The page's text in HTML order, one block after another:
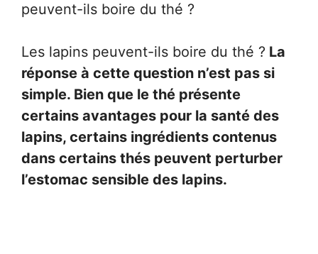
peuvent-ils boire du thé ?
Les lapins peuvent-ils boire du thé ? La
réponse à cette question n’est pas si
simple. Bien que le thé présente
certains avantages pour la santé des
lapins, certains ingrédients contenus
dans certains thés peuvent perturber
l’estomac sensible des lapins.